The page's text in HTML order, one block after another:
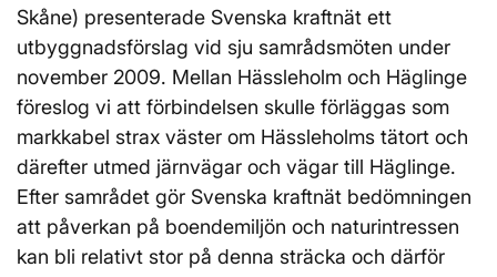
Skåne) presenterade Svenska kraftnät ett
utbyggnadsförslag vid sju samrådsmöten under
november 2009. Mellan Hässleholm och Häglinge
föreslog vi att förbindelsen skulle förläggas som
markkabel strax väster om Hässleholms tätort och
därefter utmed järnvägar och vägar till Häglinge.
Efter samrådet gör Svenska kraftnät bedömningen
att påverkan på boendemiljön och naturintressen
kan bli relativt stor på denna sträcka och därför